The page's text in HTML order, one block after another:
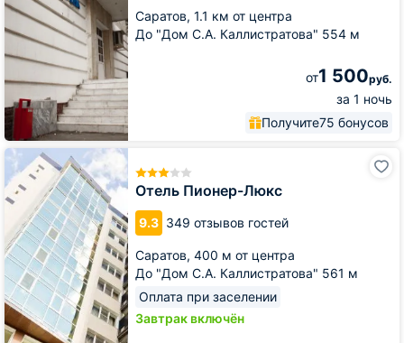
Саратов, 1.1 км от центра
До "Дом С.А. Каллистратова" 554 м
от1 500руб.
за 1 ночь
Получите75 бонусов
Отель Пионер-Люкс
9.3 349 отзывов гостей
Саратов, 400 м от центра
До "Дом С.А. Каллистратова" 561 м
Оплата при заселении
Завтрак включён
Отель
Пионер-
Люкс